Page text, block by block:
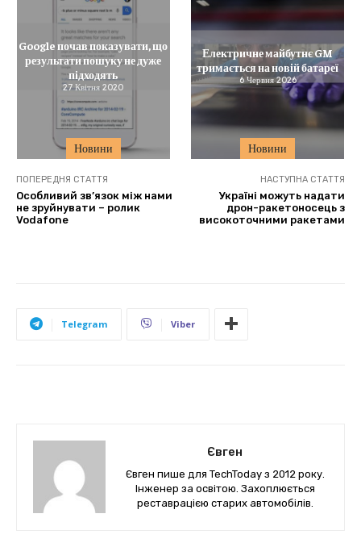
Новини
Google почав показувати, що
результати пошуку не дуже
підходять
27 Квітня 2020
Новини
Електричне майбутнє GM
тримається на новій батареї
6 Червня 2026
ПОПЕРЕДНЯ СТАТТЯ
Особливий зв’язок між нами
не зруйнувати – ролик
Vodafone
НАСТУПНА СТАТТЯ
Україні можуть надати
дрон-ракетоносець з
високоточними ракетами
Telegram Viber
Євген
Євген пише для TechToday з 2012 року.
Інженер за освітою. Захоплюється
реставрацією старих автомобілів.